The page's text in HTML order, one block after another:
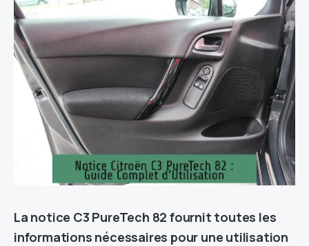
La notice C3 PureTech 82 fournit toutes les
informations nécessaires pour une utilisation